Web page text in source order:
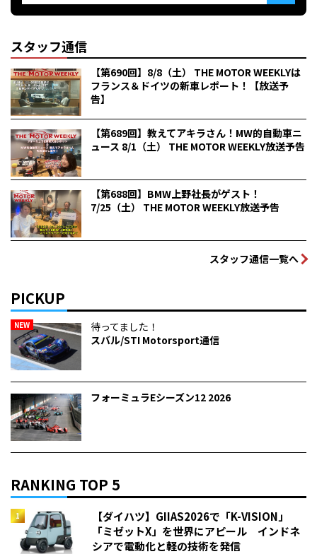
スタッフ通信
【第690回】8/8（土） THE MOTOR WEEKLYは
フランス＆ドイツの新車レポート！【放送予
告】
【第689回】教えてアキラさん！MW的自動車ニ
ュース 8/1（土） THE MOTOR WEEKLY放送予告
【第688回】BMW上野社長がゲスト！
7/25（土） THE MOTOR WEEKLY放送予告
スタッフ通信一覧へ
PICKUP
NEW
待ってました！
スバル/STI Motorsport通信
フォーミュラEシーズン12 2026
RANKING TOP 5
【ダイハツ】GIIAS2026で「K-VISION」
「ミゼットX」を世界にアピール インドネ
シアで電動化と軽の技術を発信